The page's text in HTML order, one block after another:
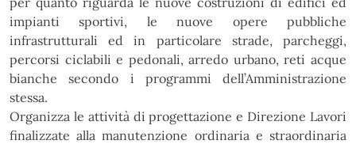
impianti sportivi, le nuove opere pubbliche
infrastrutturali ed in particolare strade, parcheggi,
percorsi ciclabili e pedonali, arredo urbano, reti acque
bianche secondo i programmi dell’Amministrazione
stessa.
Organizza le attività di progettazione e Direzione Lavori
finalizzate alla manutenzione ordinaria e straordinaria